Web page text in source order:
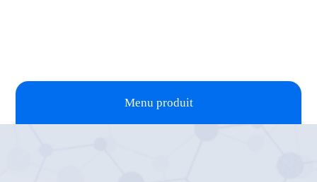
Menu produit